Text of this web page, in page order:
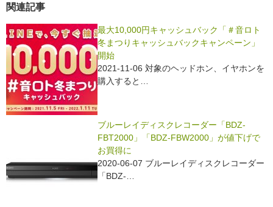
c
e
b
o
o
k
関連記事
最大10,000円キャッシュバック「＃音ロト
冬まつりキャッシュバックキャンペーン」
開始
2021-11-06 対象のヘッドホン、イヤホンを
購入すると…
ブルーレイディスクレコーダー「BDZ-
FBT2000」「BDZ-FBW2000」が値下げで
お買得に
2020-06-07 ブルーレイディスクレコーダー
「BDZ-…